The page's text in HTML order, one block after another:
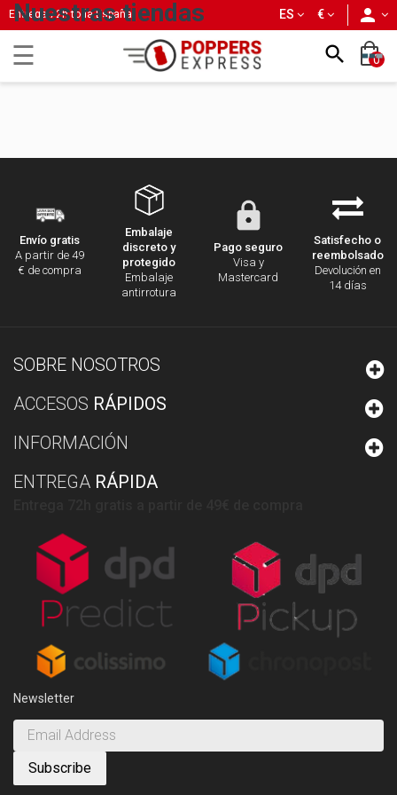
Entrega 72h toda España €
ES
Navegación
de
☰  0
Nuestras tiendas
Envío gratis
A partir de 49
€ de compra
Embalaje
discreto y
protegido
Embalaje
antirrotura
Pago seguro
Visa y
Mastercard
Satisfecho o
reembolsado
Devolución en
14 días
SOBRE NOSOTROS
ACCESOS RÁPIDOS
INFORMACIÓN
ENTREGA RÁPIDA
Newsletter